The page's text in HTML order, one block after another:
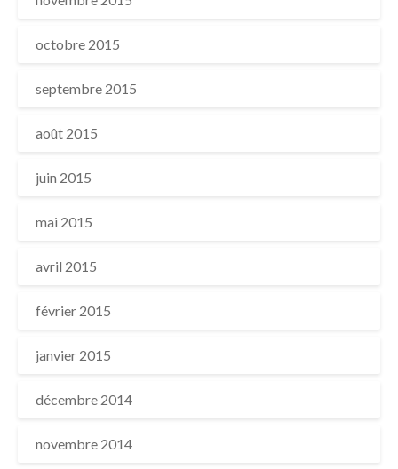
octobre 2015
septembre 2015
août 2015
juin 2015
mai 2015
avril 2015
février 2015
janvier 2015
décembre 2014
novembre 2014